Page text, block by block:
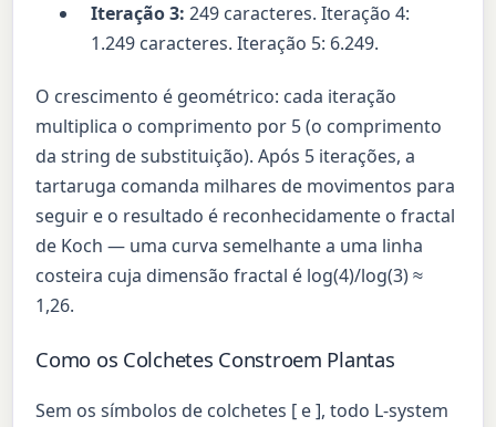
Iteração 3: 249 caracteres. Iteração 4:
1.249 caracteres. Iteração 5: 6.249.
O crescimento é geométrico: cada iteração
multiplica o comprimento por 5 (o comprimento
da string de substituição). Após 5 iterações, a
tartaruga comanda milhares de movimentos para
seguir e o resultado é reconhecidamente o fractal
de Koch — uma curva semelhante a uma linha
costeira cuja dimensão fractal é log(4)/log(3) ≈
1,26.
Como os Colchetes Constroem Plantas
Sem os símbolos de colchetes [ e ], todo L-system